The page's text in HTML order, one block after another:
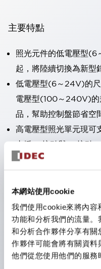
本網站使用cookie
我們使用cookie來將內容
功能和分析我們的流量。
和分析合作夥伴分享有關
作夥伴可能會將有關資料
他們從您使用他們的服務
主要特點
照光元件的低電壓型
起，將陸續切換為新型
低電壓型(6～24V)的
電壓型(100～240V)的
品，幫助控制盤節省空
高電壓型照光單元現可
支援 2 接點與 4 接點
採用一體成型端子蓋，
防護結構可防止水或油
鈕開關為 IP40）。
雙按鈕開關，可將兩個
三種功能集結於一顆開
完整支援全球各地需求